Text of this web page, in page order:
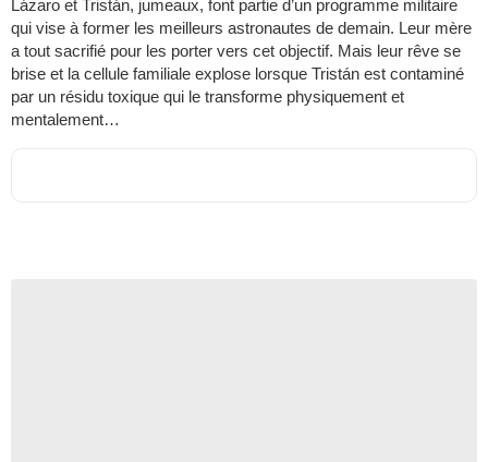
Lázaro et Tristán, jumeaux, font partie d’un programme militaire
qui vise à former les meilleurs astronautes de demain. Leur mère
a tout sacrifié pour les porter vers cet objectif. Mais leur rêve se
brise et la cellule familiale explose lorsque Tristán est contaminé
par un résidu toxique qui le transforme physiquement et
mentalement…